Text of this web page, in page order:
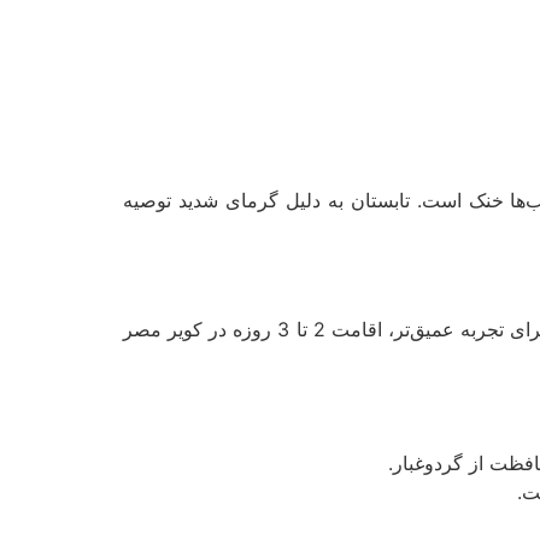
خنک است. تابستان به دلیل گرمای شدید توصیه
سفرهای کویری معمولاً 1 تا 3 روز طول می‌کشند. برای تورهای یک‌روزه، کویرهای نزدیک شهرها مثل مرنجاب مناسب‌اند. برای تجربه عمیق‌تر، اقامت 2 تا 3 روزه در کویر مصر
از گردوغبار.